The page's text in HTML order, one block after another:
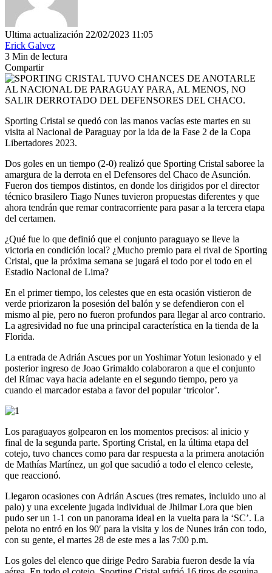
Ultima actualización 22/02/2023 11:05
Erick Galvez
3 Min de lectura
Compartir
Sporting Cristal se quedó con las manos vacías este martes en su
visita al Nacional de Paraguay por la ida de la Fase 2 de la Copa
Libertadores 2023.
Dos goles en un tiempo (2-0) realizó que Sporting Cristal saboree la
amargura de la derrota en el Defensores del Chaco de Asunción.
Fueron dos tiempos distintos, en donde los dirigidos por el director
técnico brasilero Tiago Nunes tuvieron propuestas diferentes y que
ahora tendrán que remar contracorriente para pasar a la tercera etapa
del certamen.
¿Qué fue lo que definió que el conjunto paraguayo se lleve la
victoria en condición local? ¿Mucho premio para el rival de Sporting
Cristal, que la próxima semana se jugará el todo por el todo en el
Estadio Nacional de Lima?
En el primer tiempo, los celestes que en esta ocasión vistieron de
verde priorizaron la posesión del balón y se defendieron con el
mismo al pie, pero no fueron profundos para llegar al arco contrario.
La agresividad no fue una principal característica en la tienda de la
Florida.
La entrada de Adrián Ascues por un Yoshimar Yotun lesionado y el
posterior ingreso de Joao Grimaldo colaboraron a que el conjunto
del Rímac vaya hacia adelante en el segundo tiempo, pero ya
cuando el marcador estaba a favor del popular ‘tricolor’.
Los paraguayos golpearon en los momentos precisos: al inicio y
final de la segunda parte. Sporting Cristal, en la última etapa del
cotejo, tuvo chances como para dar respuesta a la primera anotación
de Mathías Martínez, un gol que sacudió a todo el elenco celeste,
que reaccionó.
Llegaron ocasiones con Adrián Ascues (tres remates, incluido uno al
palo) y una excelente jugada individual de Jhilmar Lora que bien
pudo ser un 1-1 con un panorama ideal en la vuelta para la ‘SC’. La
pelota no entró en los 90′ para la visita y los de Nunes irán con todo,
con su gente, el martes 28 de este mes a las 7:00 p.m.
Los goles del elenco que dirige Pedro Sarabia fueron desde la vía